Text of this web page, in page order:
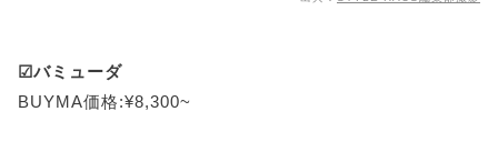
☑バミューダ
BUYMA価格:¥8,300~